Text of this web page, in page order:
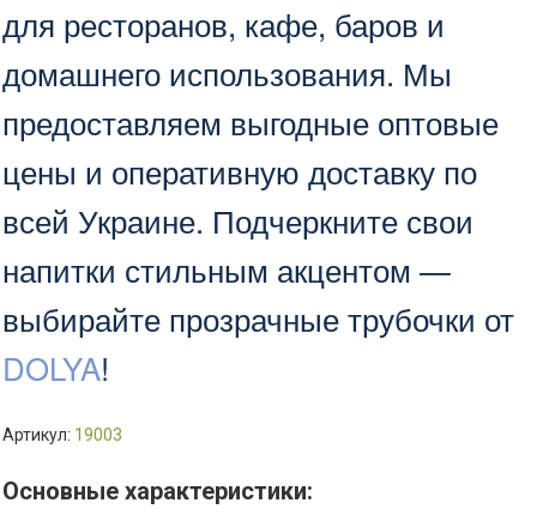
для ресторанов, кафе, баров и
домашнего использования. Мы
предоставляем выгодные оптовые
цены и оперативную доставку по
всей Украине. Подчеркните свои
напитки стильным акцентом —
выбирайте прозрачные трубочки от
DOLYA!
Артикул: 19003
Основные характеристики: